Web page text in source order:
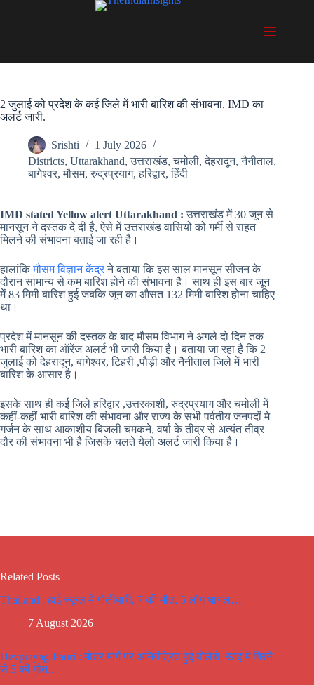
2 जुलाई को प्रदेश के कई जिले में भारी बारिश की संभावना, IMD का
अलर्ट जारी.
Srishti
1 July 2026
Districts, Uttarakhand,उत्तराखंड,चमोली,देहरादून,नैनीताल,
बागेश्वर,मौसम,रुद्रप्रयाग,हरिद्वार,हिंदी
IMD stated Yellow alert Uttarakhand :उत्तराखंड में 30 जून से
मानसून ने दस्तक दे दी है, ऐसे में उत्तराखंड वासियों को गर्मी से राहत
मिलने की संभावना बताई जा रही है।
हालांकिमौसम विज्ञान केंद्रने बताया कि इस साल मानसून सीजन के
दौरान सामान्य से कम बारिश होने की संभावना है। साथ ही इस बार जून
में 83 मिमी बारिश हुई जबकि जून का औसत 132 मिमी बारिश होना चाहिए
था।
प्रदेश में मानसून की दस्तक के बाद मौसम विभाग ने अगले दो दिन तक
भारी बारिश का ऑरेंज अलर्ट भी जारी किया है। बताया जा रहा है कि 2
जुलाई को देहरादून, बागेश्वर, टिहरी ,पौड़ी और नैनीताल जिले में भारी
बारिश के आसार है।
इसके साथ ही कई जिले हरिद्वार ,उत्तरकाशी, रुद्रप्रयाग और चमोली में
कहीं-कहीं भारी बारिश की संभावना और राज्य के सभी पर्वतीय जनपदों मे
गर्जन के साथ आकाशीय बिजली चमकने, वर्षा के तीव्र से अत्यंत तीव्र
दौर की संभावना भी है जिसके चलते येलो अलर्ट जारी किया है।
Related Posts
Thailand : हाई स्कूल में गोलीबारी, 7 की मौत, 5 लोग घायल…
7 August 2026
Devprayag-Pauri : मोटर मार्ग पर अनियंत्रित हुई बोलेरो, खाई में गिरने
से 5 की मौत..